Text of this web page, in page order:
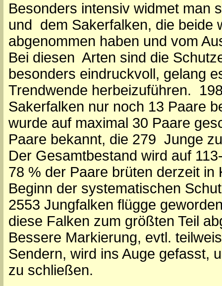
Besonders intensiv widmet man
und dem Sakerfalken, die beide
abgenommen haben und vom
Bei diesen Arten sind die
besonders eindruckvoll, gelang
Trendwende herbeizuführen.
Sakerfalken nur noch 13 Paare
wurde auf maximal 30 Paare
Paare bekannt, die 279 Junge
Der Gesamtbestand wird auf
78 % der Paare brüten derzeit in
Beginn der systematischen
2553 Jungfalken flügge
diese Falken zum größten Teil
Bessere Markierung, evtl.
Sendern, wird ins Auge gefasst,
zu schließen.